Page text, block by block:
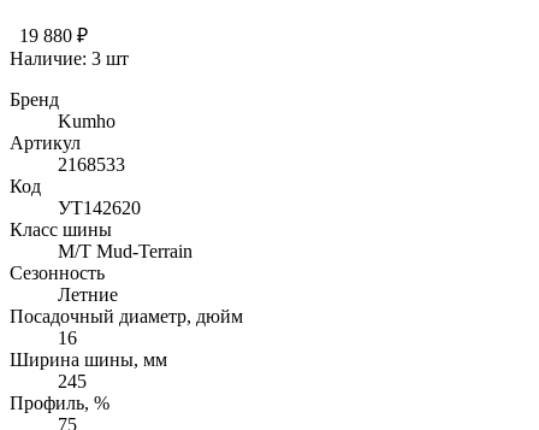
19 880 ₽
Наличие: 3 шт
Бренд
Kumho
Артикул
2168533
Код
УТ142620
Класс шины
M/T Mud-Terrain
Сезонность
Летние
Посадочный диаметр, дюйм
16
Ширина шины, мм
245
Профиль, %
75